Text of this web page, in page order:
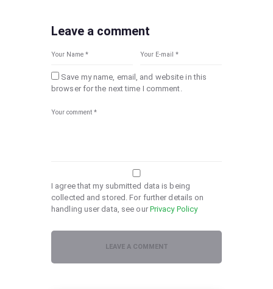
Leave a comment
Save my name, email, and website in this
browser for the next time I comment.
I agree that my submitted data is being
collected and stored. For further details on
handling user data, see our Privacy Policy